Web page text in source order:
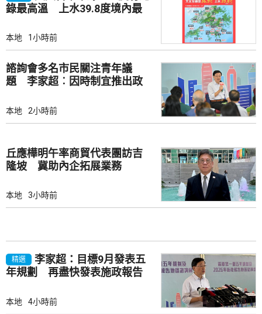
錄最高溫 上水39.8度境內最
本地 1小時前
諮詢會多名市民關注青年議
題 李家超︰因時制宜推出政
本地 2小時前
丘應樺明午率商貿代表團訪吉
隆坡 冀助內企拓展業務
本地 3小時前
精選
李家超：目標9月發表五
年規劃 再盡快發表施政報告
本地 4小時前